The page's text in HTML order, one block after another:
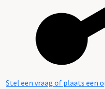
Stel een vraag of plaats een